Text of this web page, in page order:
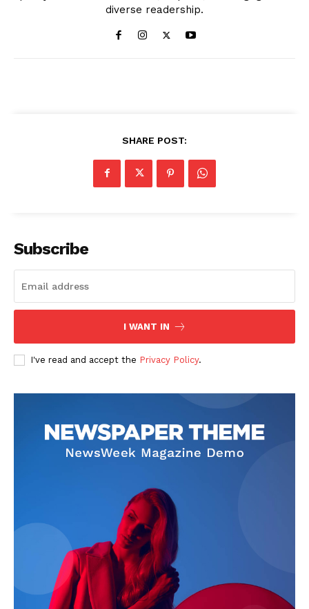
diverse readership.
SHARE POST:
Subscribe
I WANT IN
I've read and accept the Privacy Policy.